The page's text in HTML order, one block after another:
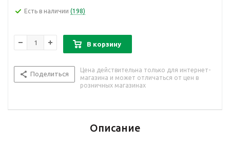
Есть в наличии (198)
В корзину
Поделиться
Цена действительна только для интернет-
магазина и может отличаться от цен в
розничных магазинах
Описание